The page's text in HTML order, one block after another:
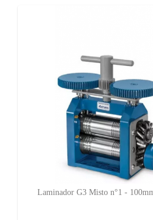
Laminador G3 Misto n°1 -